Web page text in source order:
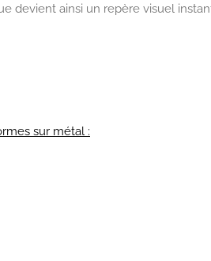
devient ainsi un repère visuel
sur métal :